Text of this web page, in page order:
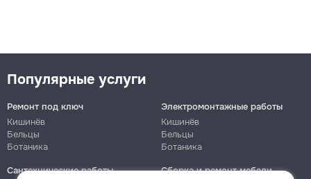
Популярные услуги
Ремонт под ключ
Кишинёв
Бельцы
Ботаника
Электромонтажные работы
Кишинёв
Бельцы
Ботаника
Сантехнические работы
Сборка и ремонт мебели